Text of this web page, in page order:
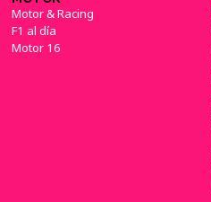
Motor & Racing
F1 al día
Motor 16